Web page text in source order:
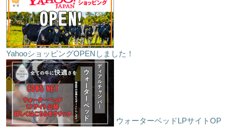
YahooショッピングOPENしました！
ウォーターベッドLPサイトOP